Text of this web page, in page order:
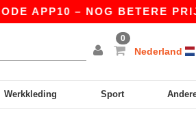
– NOG BETERE PRIJZEN
0
Nederland
Werkkleding Sport